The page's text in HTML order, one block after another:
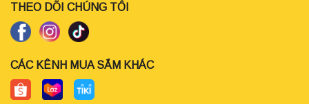
THEO DÕI CHÚNG TÔI
CÁC KÊNH MUA SẮM KHÁC